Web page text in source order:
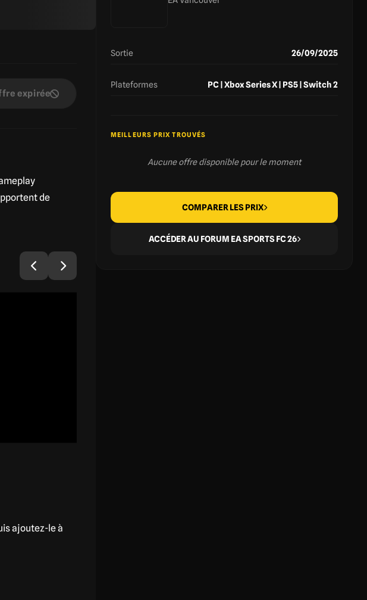
expirée
de
ajoutez-le à
Sortie 26/09/2025
Plateformes PC | Xbox Series X | PS5 | Switch 2
MEILLEURS PRIX TROUVÉS
Aucune offre disponible pour le moment
COMPARER LES PRIX
ACCÉDER AU FORUM EA SPORTS FC 26